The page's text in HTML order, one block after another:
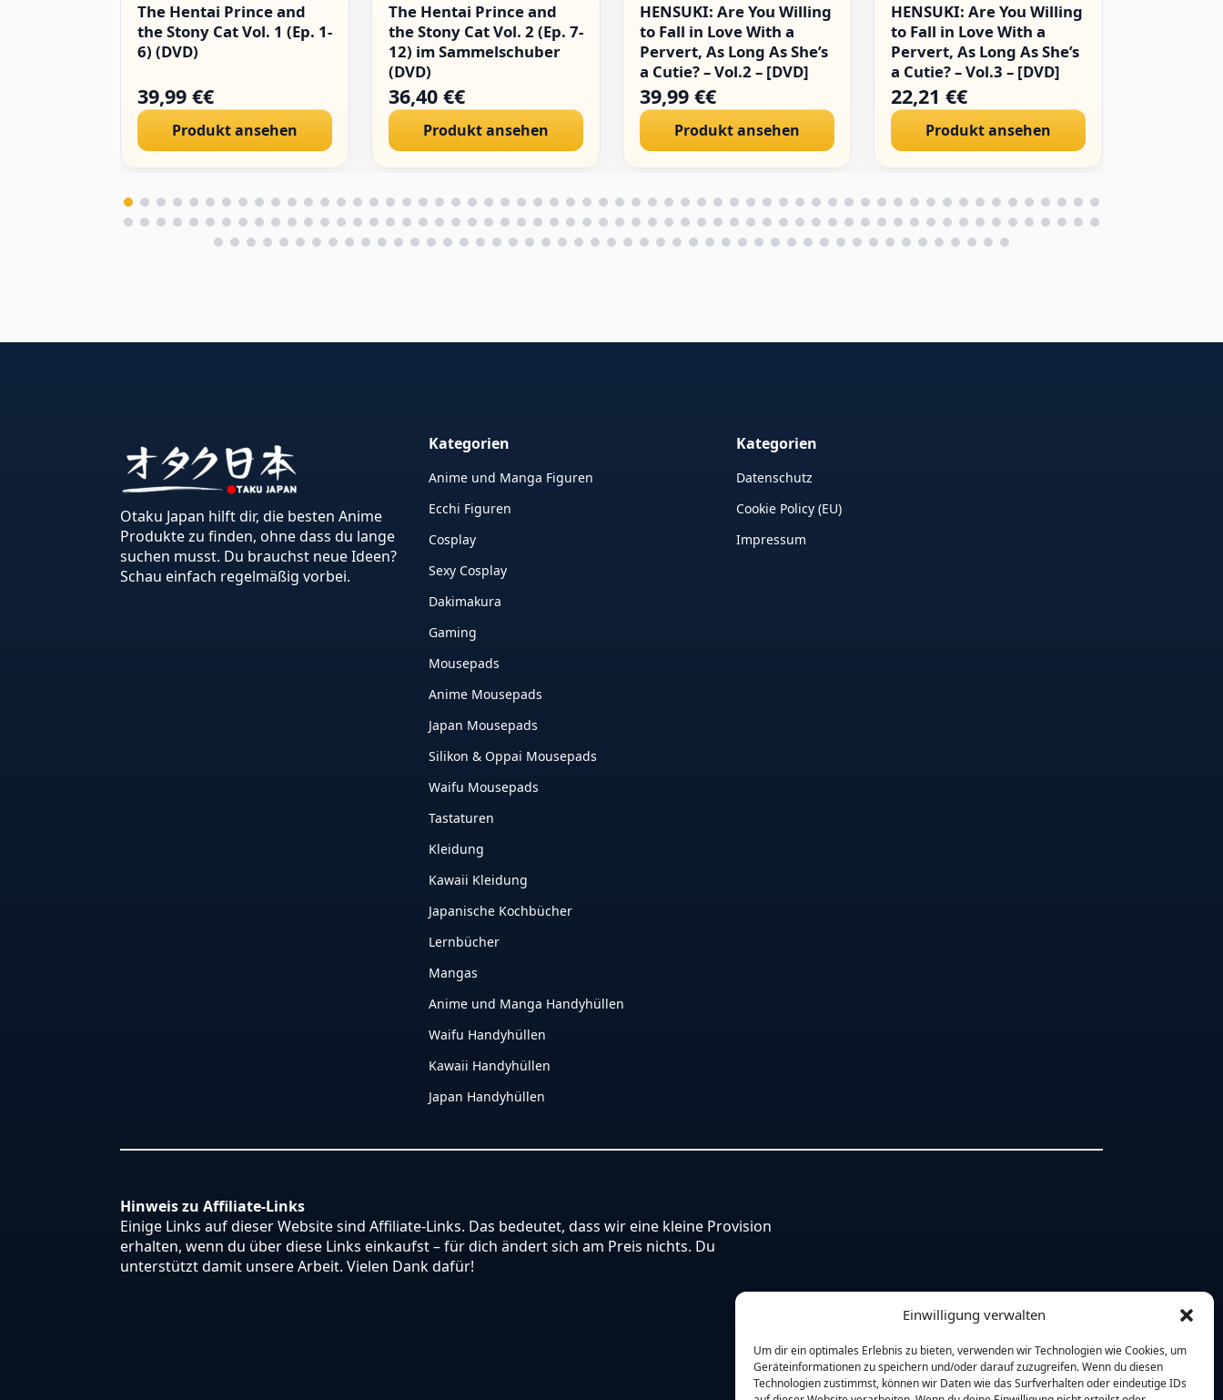
Einwilligung verwalten
Um dir ein optimales Erlebnis zu bieten, verwenden wir Technologien wie Cookies, um
Geräteinformationen zu speichern und/oder darauf zuzugreifen. Wenn du diesen
Technologien zustimmst, können wir Daten wie das Surfverhalten oder eindeutige IDs
The Hentai Prince and
the Stony Cat Vol. 1 (Ep. 1-
6) (DVD)
39,99 €€
Produkt ansehen
The Hentai Prince and
the Stony Cat Vol. 2 (Ep. 7-
12) im Sammelschuber
(DVD)
36,40 €€
Produkt ansehen
HENSUKI: Are You Willing
to Fall in Love With a
Pervert, As Long As She’s
a Cutie? – Vol.2 – [DVD]
39,99 €€
Produkt ansehen
HENSUKI: Are You Willing
to Fall in Love With a
Pervert, As Long As She’s
a Cutie? – Vol.3 – [DVD]
22,21 €€
Produkt ansehen
Otaku Japan hilft dir, die besten Anime
Produkte zu finden, ohne dass du lange
suchen musst. Du brauchst neue Ideen?
Schau einfach regelmäßig vorbei.
Kategorien
Anime und Manga Figuren
Ecchi Figuren
Cosplay
Sexy Cosplay
Dakimakura
Gaming
Mousepads
Anime Mousepads
Japan Mousepads
Silikon & Oppai Mousepads
Waifu Mousepads
Tastaturen
Kleidung
Kawaii Kleidung
Japanische Kochbücher
Lernbücher
Mangas
Anime und Manga Handyhüllen
Waifu Handyhüllen
Kawaii Handyhüllen
Japan Handyhüllen
Kategorien
Datenschutz
Cookie Policy (EU)
Impressum
Hinweis zu Affiliate-Links
Einige Links auf dieser Website sind Affiliate-Links. Das bedeutet, dass wir eine kleine Provision
erhalten, wenn du über diese Links einkaufst – für dich ändert sich am Preis nichts. Du
unterstützt damit unsere Arbeit. Vielen Dank dafür!